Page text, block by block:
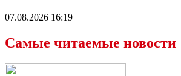
07.08.2026 16:19
Самые читаемые новости